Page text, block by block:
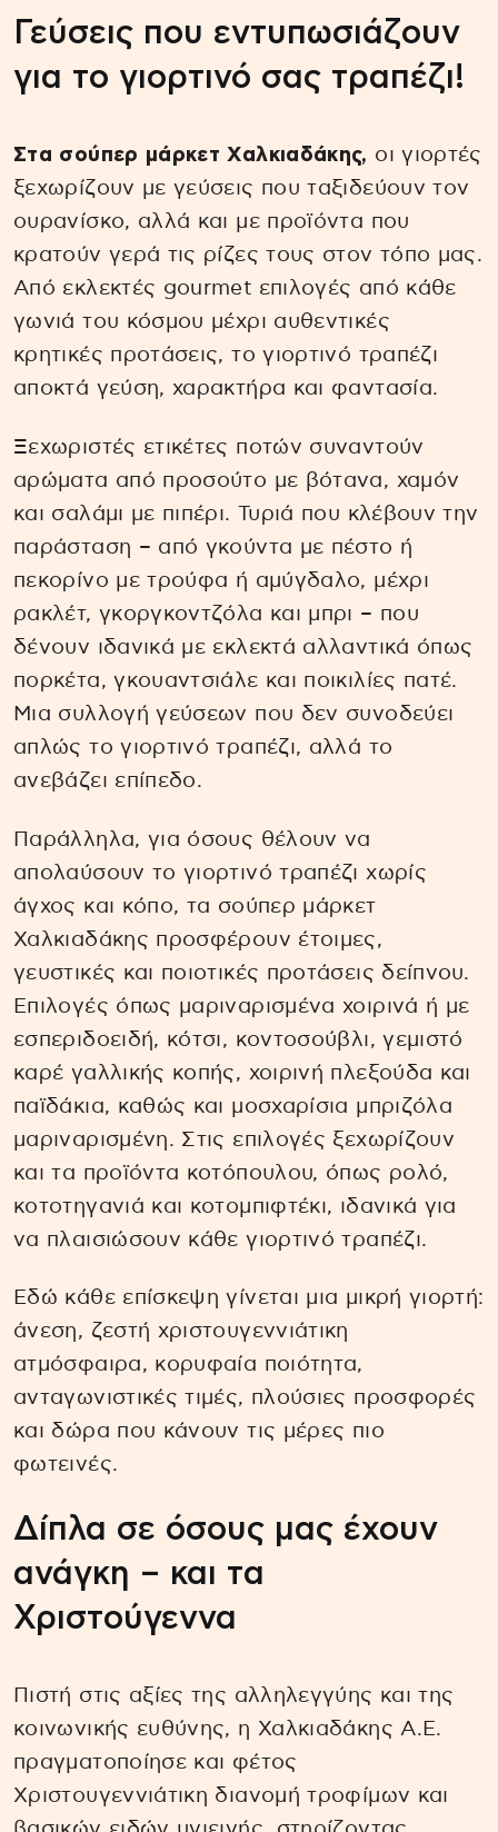
Γεύσεις που εντυπωσιάζουν
για το γιορτινό σας τραπέζι!
Στα σούπερ μάρκετ Χαλκιαδάκης, οι γιορτές
ξεχωρίζουν με γεύσεις που ταξιδεύουν τον
ουρανίσκο, αλλά και με προϊόντα που
κρατούν γερά τις ρίζες τους στον τόπο μας.
Από εκλεκτές gourmet επιλογές από κάθε
γωνιά του κόσμου μέχρι αυθεντικές
κρητικές προτάσεις, το γιορτινό τραπέζι
αποκτά γεύση, χαρακτήρα και φαντασία.
Ξεχωριστές ετικέτες ποτών συναντούν
αρώματα από προσούτο με βότανα, χαμόν
και σαλάμι με πιπέρι. Τυριά που κλέβουν την
παράσταση – από γκούντα με πέστο ή
πεκορίνο με τρούφα ή αμύγδαλο, μέχρι
ρακλέτ, γκοργκοντζόλα και μπρι – που
δένουν ιδανικά με εκλεκτά αλλαντικά όπως
πορκέτα, γκουαντσιάλε και ποικιλίες πατέ.
Μια συλλογή γεύσεων που δεν συνοδεύει
απλώς το γιορτινό τραπέζι, αλλά το
ανεβάζει επίπεδο.
Παράλληλα, για όσους θέλουν να
απολαύσουν το γιορτινό τραπέζι χωρίς
άγχος και κόπο, τα σούπερ μάρκετ
Χαλκιαδάκης προσφέρουν έτοιμες,
γευστικές και ποιοτικές προτάσεις δείπνου.
Επιλογές όπως μαριναρισμένα χοιρινά ή με
εσπεριδοειδή, κότσι, κοντοσούβλι, γεμιστό
καρέ γαλλικής κοπής, χοιρινή πλεξούδα και
παϊδάκια, καθώς και μοσχαρίσια μπριζόλα
μαριναρισμένη. Στις επιλογές ξεχωρίζουν
και τα προϊόντα κοτόπουλου, όπως ρολό,
κοτοτηγανιά και κοτομπιφτέκι, ιδανικά για
να πλαισιώσουν κάθε γιορτινό τραπέζι.
Εδώ κάθε επίσκεψη γίνεται μια μικρή γιορτή:
άνεση, ζεστή χριστουγεννιάτικη
ατμόσφαιρα, κορυφαία ποιότητα,
ανταγωνιστικές τιμές, πλούσιες προσφορές
και δώρα που κάνουν τις μέρες πιο
φωτεινές.
Δίπλα σε όσους μας έχουν
ανάγκη – και τα
Χριστούγεννα
Πιστή στις αξίες της αλληλεγγύης και της
κοινωνικής ευθύνης, η Χαλκιαδάκης Α.Ε.
πραγματοποίησε και φέτος
Χριστουγεννιάτικη διανομή τροφίμων και